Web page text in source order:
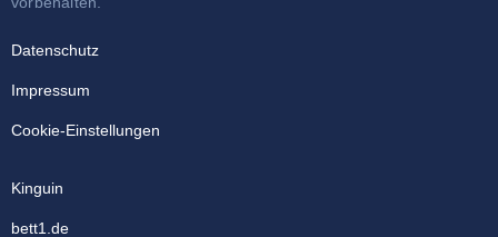
Datenschutz
Impressum
Cookie-Einstellungen
Kinguin
bett1.de